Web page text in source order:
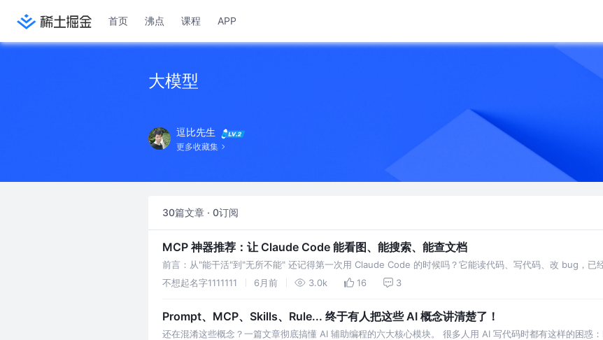
首页 沸点 课程 APP
大模型
逗比先生
更多收藏集
30篇文章 · 0订阅
MCP 神器推荐：让 Claude Code 能看图、能搜索、能查文档
前言：从"能干活"到"无所不能" 还记得第一次用 Claude Code 的时候吗？它能读代码、写代码、改 bug，已
了。但你有没有想过，如果 Claude Code 能直接搜索网页、
不想起名字1111111 6月前 3.0k 16 3
Prompt、MCP、Skills、Rule... 终于有人把这些 AI 概念讲清楚了！
还在混淆这些概念？一篇文章彻底搞懂 AI 辅助编程的六大核心模块。 很多人用 AI 写代码时都有这样的困惑